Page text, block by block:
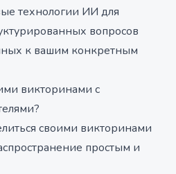
технологии ИИ для
вопросов
к вашим конкретным
викторинами с
своими викторинами
простым и